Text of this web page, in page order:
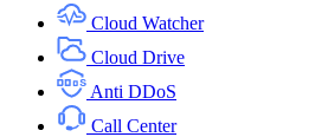
Cloud Watcher
Cloud Drive
Anti DDoS
Call Center